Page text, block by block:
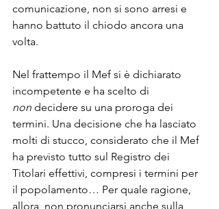
comunicazione, non si sono arresi e
hanno battuto il chiodo ancora una
volta.
Nel frattempo il Mef si è dichiarato
incompetente e ha scelto di
non decidere su una proroga dei
termini. Una decisione che ha lasciato
molti di stucco, considerato che il Mef
ha previsto tutto sul Registro dei
Titolari effettivi, compresi i termini per
il popolamento… Per quale ragione,
allora, non pronunciarsi anche sulla